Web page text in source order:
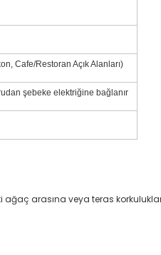
Cafe/Restoran Açık Alanları)
şebeke elektriğine bağlanır
arasına veya teras